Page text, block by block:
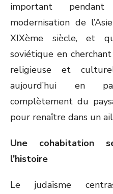
important
modernisation de
XIXème siècle, et
soviétique en
religieuse et
aujourd’hui en
complètement du
pour renaître dans un
Une cohabitation
l’histoire
Le judaïsme